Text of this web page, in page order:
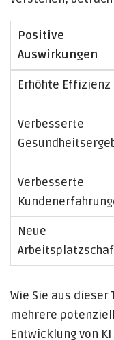
Positive
Auswirkungen
Erhöhte Effizienz
Verbesserte
Verbesserte
Neue
Wie Sie aus
mehrere
Entwicklung von